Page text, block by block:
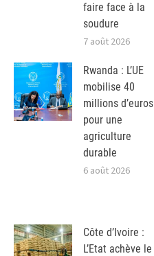
faire face à la
soudure
7 août 2026
Rwanda : L’UE
mobilise 40
millions d’euros
pour une
agriculture
durable
6 août 2026
Côte d’Ivoire :
L’Etat achève le